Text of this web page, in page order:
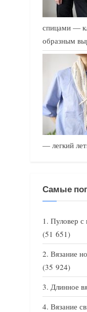
спицами —
образным
— легкий
Самые
Пуловер с
(51 651)
Вязание
(35 924)
Длинное
Вязание